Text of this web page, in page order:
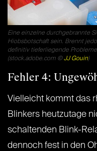
Eine einzelne durchgebrannte
Hiobsbotschaft sein. Brennt
definitiv tieferliegende
(stock.adobe.com ©JJ Gouin)
Fehler 4:
Vielleicht kommt das
Blinkers heutzutage
schaltenden Blink-
dennoch fest in den